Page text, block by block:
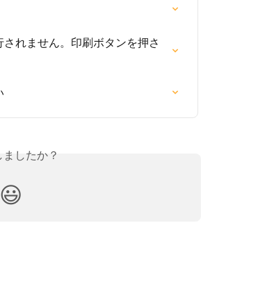
れません。印刷ボタンを押さ
したか？
😃